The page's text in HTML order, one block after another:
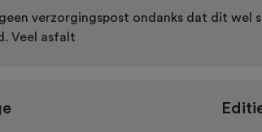
verzorgingspost ondanks dat dit wel
Veel asfalt